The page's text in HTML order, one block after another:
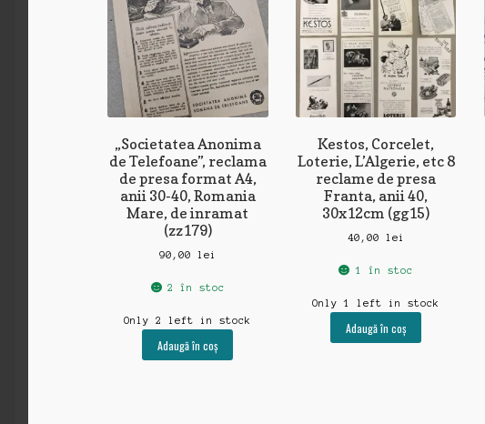
„Societatea Anonima
de Telefoane”, reclama
de presa format A4,
anii 30-40, Romania
Mare, de inramat
(zz179)
90,00 lei
2 în stoc
Only 2 left in stock
Adaugă în coș
Kestos, Corcelet,
Loterie, L’Algerie, etc 8
reclame de presa
Franta, anii 40,
30x12cm (gg15)
40,00 lei
1 în stoc
Only 1 left in stock
Adaugă în coș